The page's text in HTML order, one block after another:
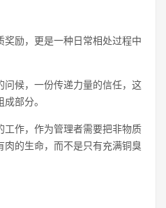
励，更是一种日常相处过程中
问候，一份传递力量的信任，这
部分。
工作，作为管理者需要把非物质
肉的生命，而不是只有充满铜臭